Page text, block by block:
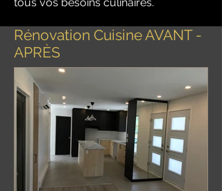
Rénovation Cuisine AVANT -
APRÈS